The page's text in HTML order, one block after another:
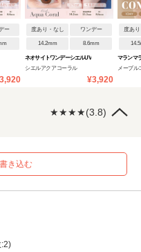
ー 度あり・なし ワンデー
14.2mm 8.6mm
ネオサイトワンデーシエルUV
シエルアクアコーラル
¥3,920
度あ
マランマ
メープル
★★★★(3.8)
き込む